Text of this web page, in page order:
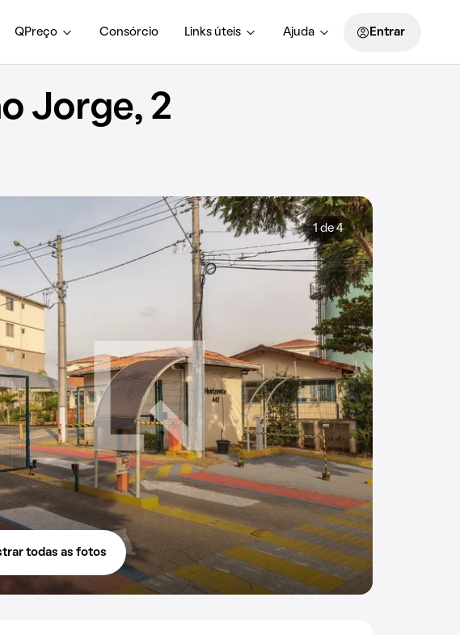
QPreço Consórcio Links úteis Ajuda Entrar
Jorge, 2
1 de 4
todas as fotos